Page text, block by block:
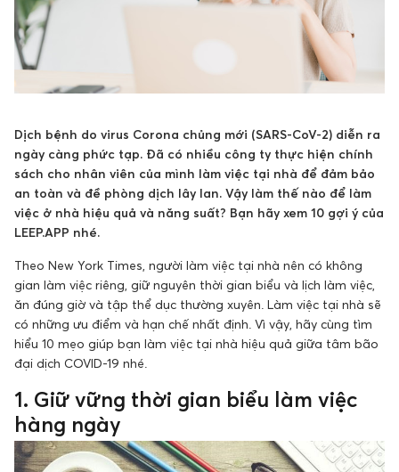
Dịch bệnh do virus Corona chủng mới (SARS-CoV-2) diễn ra
ngày càng phức tạp. Đã có nhiều công ty thực hiện chính
sách cho nhân viên của mình làm việc tại nhà để đảm bảo
an toàn và đề phòng dịch lây lan. Vậy làm thế nào để làm
việc ở nhà hiệu quả và năng suất? Bạn hãy xem 10 gợi ý của
LEEP.APP nhé.
Theo New York Times, người làm việc tại nhà nên có không
gian làm việc riêng, giữ nguyên thời gian biểu và lịch làm việc,
ăn đúng giờ và tập thể dục thường xuyên. Làm việc tại nhà sẽ
có những ưu điểm và hạn chế nhất định. Vì vậy, hãy cùng tìm
hiểu 10 mẹo giúp bạn làm việc tại nhà hiệu quả giữa tâm bão
đại dịch COVID-19 nhé.
1. Giữ vững thời gian biểu làm việc
hàng ngày